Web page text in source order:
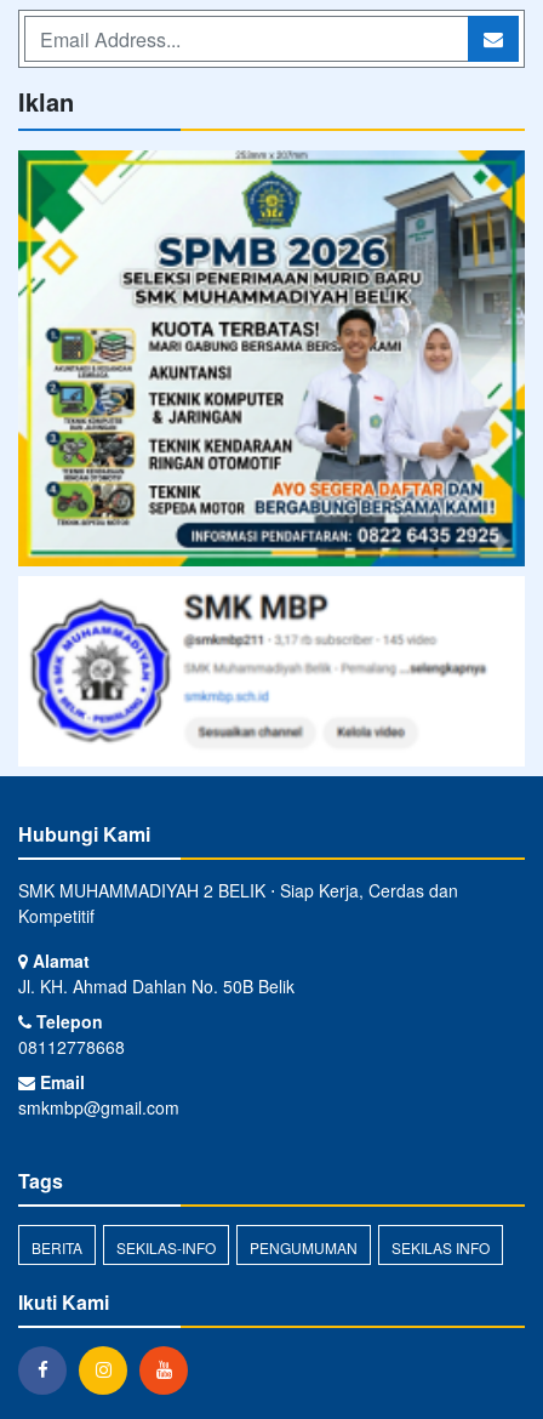
Iklan
Hubungi Kami
SMK MUHAMMADIYAH 2 BELIK ⋅ Siap Kerja, Cerdas dan
Kompetitif
Alamat
Jl. KH. Ahmad Dahlan No. 50B Belik
Telepon
08112778668
Email
smkmbp@gmail.com
Tags
BERITA SEKILAS-INFO PENGUMUMAN SEKILAS INFO
Ikuti Kami